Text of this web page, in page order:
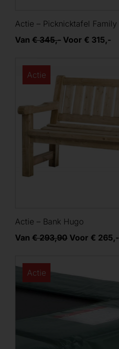
Actie – Picknicktafel Family
Van € 345,- Voor € 315,-
Actie
Actie – Bank Hugo
Van € 293,90 Voor € 265,-
Actie